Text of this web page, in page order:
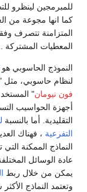
للمبرمجين لينظرو
كما انها مجوعة من
المتزامنة تتصرف
المعطيات المشتركة .
النموذج الحاسوبي هو
لنظام حاسوبي، مثل
فون نيومان"
أجهزة الحواسيب
التقليدية. أما بالنسبة
التفرعية ، فهناك
النماذج الممكنة
عادة الوسائل
يمكن من خلال ربط
وتعتمد النماذج